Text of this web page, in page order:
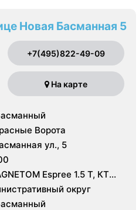
Новая Басманная 5
+7(495)822-49-09
На карте
Ворота
ул., 5
Espree 1.5 Т, КТ
срезов, УЗИ Hitachi-Aloka
S7
округ